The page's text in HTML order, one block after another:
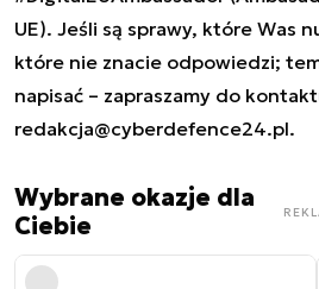
UE). Jeśli są sprawy, które Was
które nie znacie odpowiedzi;
napisać – zapraszamy do
redakcja@cyberdefence24.pl.
Wybrane okazje dla
Ciebie